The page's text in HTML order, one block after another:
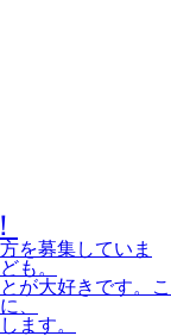
を募集していま
も。
が大好きです。こ
、
ます。